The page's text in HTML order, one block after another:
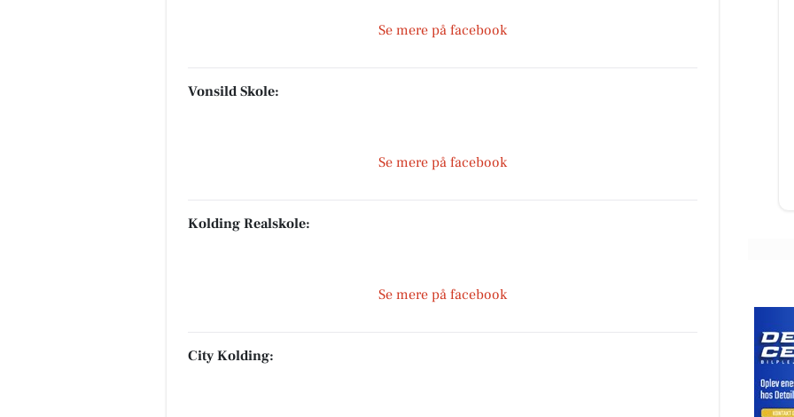
Se mere på facebook
Vonsild Skole:
Se mere på facebook
Kolding Realskole:
Se mere på facebook
City Kolding:
✨ Der findes sjældent én